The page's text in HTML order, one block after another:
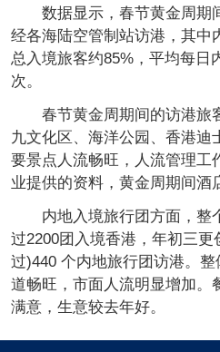
数据显示，春节黄金周期
经各海陆空管制站访港，其中
总入境旅客约85%，平均每日
次。
春节黄金周期间的访港旅
九文化区、海洋公园、香港迪
要景点人流畅旺，人流管理工
业提供的资料，黄金周期间酒
内地入境旅行团方面，整
过2200团入境香港，年初三
过)440 个内地旅行团访港。
道畅旺，市面人流明显增加。
满意，生意较去年好。